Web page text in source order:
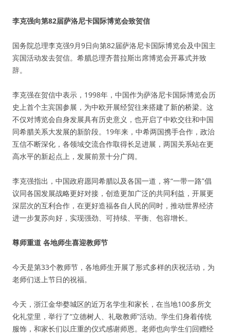
李克强向第82届萨洛尼卡国际博览会致贺信
国务院总理李克强9月9日向第82届萨洛尼卡国际博览会及中国主
宾国活动发去贺信。希腊总理齐普拉斯出席博览会开幕式并致
辞。
李克强在贺信中表示，1998年，中国作为萨洛尼卡国际博览会历
史上首个主宾国参展，为中欧开展经贸往来搭建了新的桥梁。这
不仅对博览会自身发展具有历史意义，也开启了中欧交往和中国
同希腊关系大发展的新阶段。19年来，中希两国携手合作，政治
互信不断深化，各领域交流合作取得长足进展，两国关系站在更
高水平的新起点上，发展前景十分广阔。
李克强指出，中国政府愿同希腊以及各国一道，将“一带一路”倡
议同各国发展战略更好对接，创造更加广泛的共同利益，开展更
深层次的互利合作，在更好造福各自人民的同时，推动世界经济
进一步复苏向好，实现强劲、可持续、平衡、包容增长。
尊师重道 各地师生喜迎教师节
今天是第33个教师节，各地师生开展了形式多样的庆祝活动，为
老师们送上节日的祝福。
今天，浙江金华婺城区的近万名学生和家长，在当地100多所文
化礼堂里，举行了“立德树人、礼敬教师”活动。学生们身着传统
服饰，和家长们以庄重的仪式感谢师恩。老师也向学生们回赠经